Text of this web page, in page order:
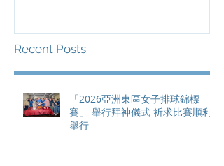
Recent Posts
「2026亞洲東區女子排球錦標
賽」 舉行拜神儀式 祈求比賽順利
舉行